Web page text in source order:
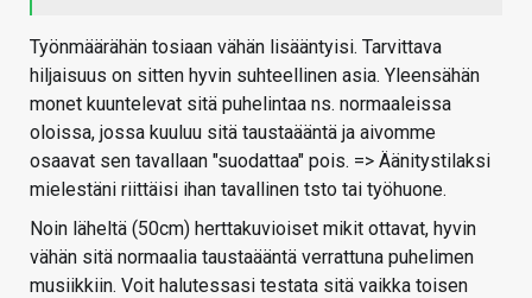
Työnmäärähän tosiaan vähän lisääntyisi. Tarvittava
hiljaisuus on sitten hyvin suhteellinen asia. Yleensähän
monet kuuntelevat sitä puhelintaa ns. normaaleissa
oloissa, jossa kuuluu sitä taustaääntä ja aivomme
osaavat sen tavallaan "suodattaa" pois. => Äänitystilaksi
mielestäni riittäisi ihan tavallinen tsto tai työhuone.
Noin läheltä (50cm) herttakuvioiset mikit ottavat, hyvin
vähän sitä normaalia taustaääntä verrattuna puhelimen
musiikkiin. Voit halutessasi testata sitä vaikka toisen